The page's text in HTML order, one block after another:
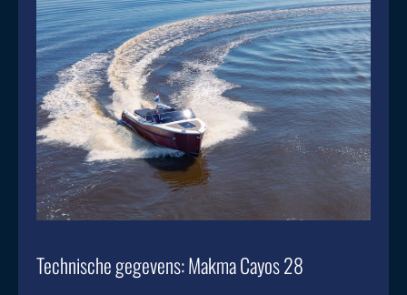
Technische gegevens: Makma Cayos 28